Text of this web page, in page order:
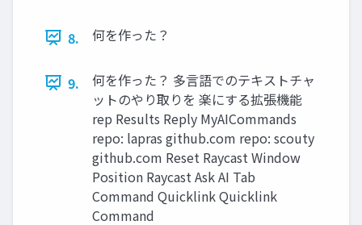
8. 何を作った？
9.
何を作った？ 多言語でのテキストチャ
ットのやり取りを 楽にする拡張機能
rep Results Reply MyAICommands
repo: lapras github.com repo: scouty
github.com Reset Raycast Window
Position Raycast Ask AI Tab
Command Quicklink Quicklink
Command